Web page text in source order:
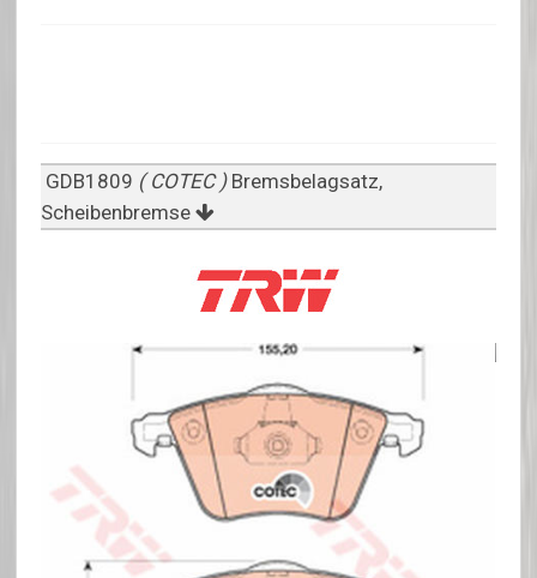
GDB1809 ( COTEC ) Bremsbelagsatz,
Scheibenbremse